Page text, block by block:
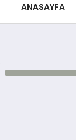
ANASAYFA